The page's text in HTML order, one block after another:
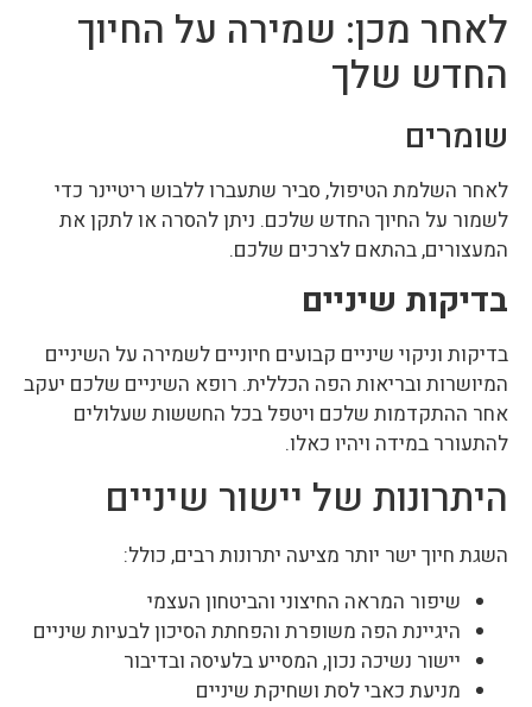
לאחר מכן: שמירה על החיוך
החדש שלך
שומרים
לאחר השלמת הטיפול, סביר שתעברו ללבוש ריטיינר כדי
לשמור על החיוך החדש שלכם. ניתן להסרה או לתקן את
המעצורים, בהתאם לצרכים שלכם.
בדיקות שיניים
בדיקות וניקוי שיניים קבועים חיוניים לשמירה על השיניים
המיושרות ובריאות הפה הכללית. רופא השיניים שלכם יעקב
אחר ההתקדמות שלכם ויטפל בכל החששות שעלולים
להתעורר במידה ויהיו כאלו.
היתרונות של יישור שיניים
השגת חיוך ישר יותר מציעה יתרונות רבים, כולל:
שיפור המראה החיצוני והביטחון העצמי
היגיינת הפה משופרת והפחתת הסיכון לבעיות שיניים
יישור נשיכה נכון, המסייע בלעיסה ובדיבור
מניעת כאבי לסת ושחיקת שיניים